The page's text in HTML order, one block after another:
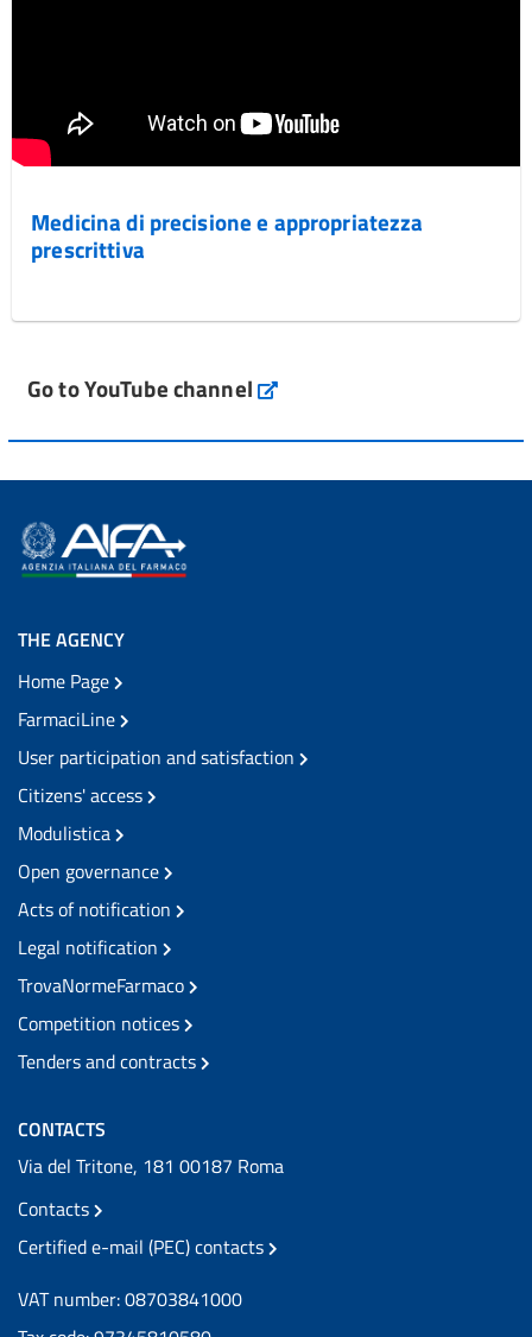
Medicina di precisione e appropriatezza
prescrittiva
Go to YouTube channel
THE AGENCY
Home Page
FarmaciLine
User participation and satisfaction
Citizens' access
Modulistica
Open governance
Acts of notification
Legal notification
TrovaNormeFarmaco
Competition notices
Tenders and contracts
CONTACTS
Via del Tritone, 181 00187 Roma
Contacts
Certified e-mail (PEC) contacts
VAT number: 08703841000